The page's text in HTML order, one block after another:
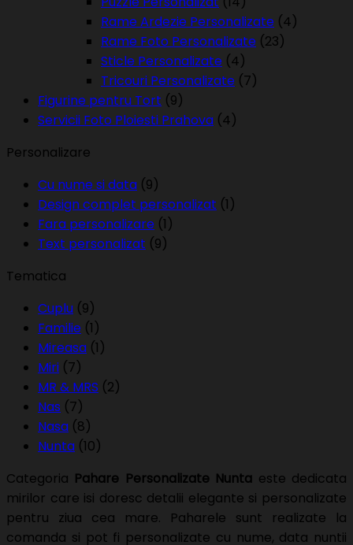
Rame Ardezie Personalizate (4)
Rame Foto Personalizate (23)
Sticle Personalizate (4)
Tricouri Personalizate (7)
Figurine pentru Tort (9)
Servicii Foto Ploiesti Prahova (4)
Personalizare
Cu nume si data (9)
Design complet personalizat (1)
Fara personalizare (1)
Text personalizat (9)
Tematica
Cuplu (9)
Familie (1)
Mireasa (1)
Miri (7)
MR & MRS (2)
Nas (7)
Nasa (8)
Nunta (10)
Categoria Pahare Personalizate Nunta este dedicata
mirilor care isi doresc detalii elegante si personalizate
pentru ziua cea mare. Paharele sunt realizate la
comanda si pot fi personalizate cu nume, data nuntii